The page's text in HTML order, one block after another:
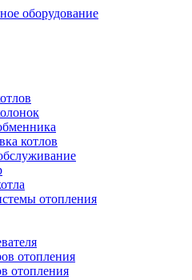
оборудование
котлов
отопления
отопления
отопления